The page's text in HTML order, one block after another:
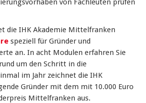
von Fachleuten prüfen
die IHK Akademie Mittelfranken
speziell für Gründer und
an. In acht Modulen erfahren Sie
um den Schritt in die
im Jahr zeichnet die IHK
Gründer mit dem mit 10.000 Euro
Mittelfranken aus.